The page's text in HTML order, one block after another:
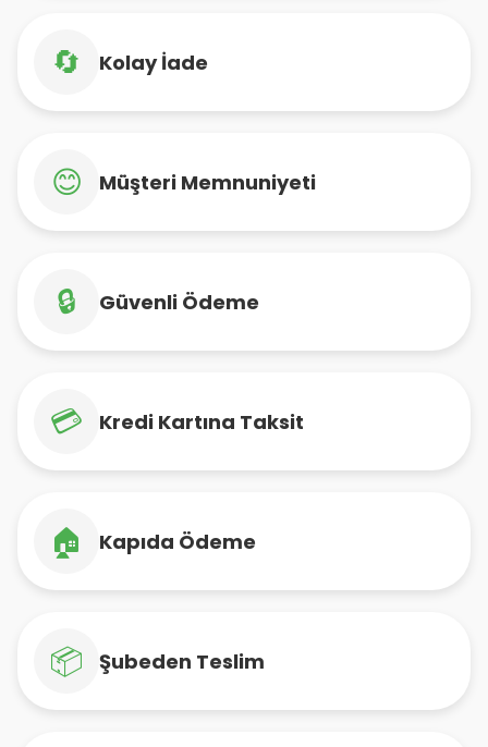
🔄 Kolay İade
😊 Müşteri Memnuniyeti
🔒 Güvenli Ödeme
💳 Kredi Kartına Taksit
🏠 Kapıda Ödeme
📦 Şubeden Teslim